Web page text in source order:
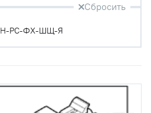
Сбросить
Н-РС-ФХ-ШЩ-Я